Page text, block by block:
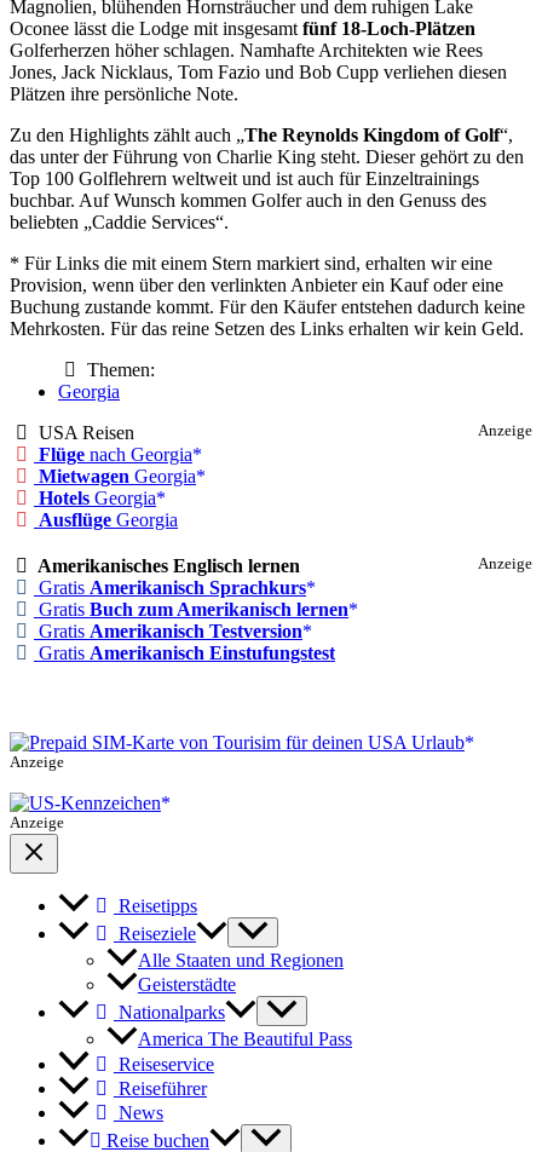
Magnolien, blühenden Hornsträucher und dem ruhigen Lake
Oconee lässt die Lodge mit insgesamt fünf 18-Loch-Plätzen
Golferherzen höher schlagen. Namhafte Architekten wie Rees
Jones, Jack Nicklaus, Tom Fazio und Bob Cupp verliehen diesen
Plätzen ihre persönliche Note.
Zu den Highlights zählt auch „The Reynolds Kingdom of Golf“,
das unter der Führung von Charlie King steht. Dieser gehört zu den
Top 100 Golflehrern weltweit und ist auch für Einzeltrainings
buchbar. Auf Wunsch kommen Golfer auch in den Genuss des
beliebten „Caddie Services“.
* Für Links die mit einem Stern markiert sind, erhalten wir eine
Provision, wenn über den verlinkten Anbieter ein Kauf oder eine
Buchung zustande kommt. Für den Käufer entstehen dadurch keine
Mehrkosten. Für das reine Setzen des Links erhalten wir kein Geld.
Themen:
Georgia
Anzeige
USA Reisen
Flüge nach Georgia
Mietwagen Georgia
Hotels Georgia
Ausflüge Georgia
Anzeige
Amerikanisches Englisch lernen
Gratis Amerikanisch Sprachkurs
Gratis Buch zum Amerikanisch lernen
Gratis Amerikanisch Testversion
Gratis Amerikanisch Einstufungstest
Anzeige
Anzeige
Reisetipps
Reiseziele
Alle Staaten und Regionen
Geisterstädte
Nationalparks
America The Beautiful Pass
Reiseservice
Reiseführer
News
Reise buchen